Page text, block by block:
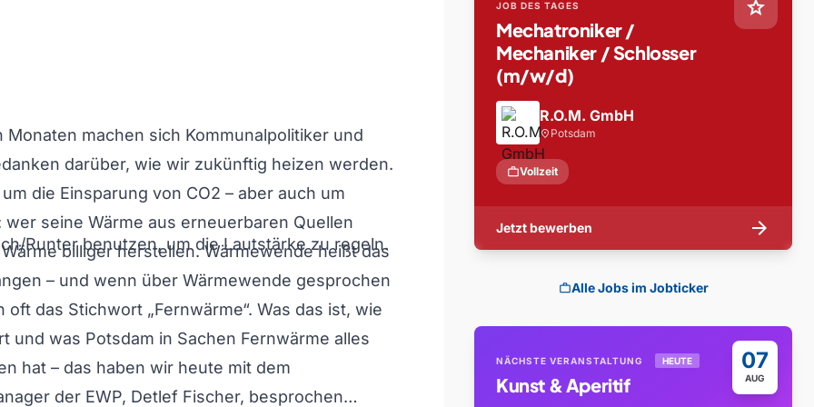
Runter benutzen, um die Lautstärke zu regeln.
Monaten machen sich Kommunalpolitiker und
darüber, wie wir zukünftig heizen werden.
die Einsparung von CO2 – aber auch um
wer seine Wärme aus erneuerbaren Quellen
billiger herstellen. Wärmewende heißt das
– und wenn über Wärmewende gesprochen
oft das Stichwort „Fernwärme“. Was das ist, wie
und was Potsdam in Sachen Fernwärme alles
hat – das haben wir heute mit dem
der EWP, Detlef Fischer, besprochen…
star
JOB DES TAGES
Mechatroniker /
Mechaniker / Schlosser
(m/w/d)
R.O.M. GmbH
location_on Potsdam
workVollzeit
Jetzt bewerben arrow_forward
workAlle Jobs im Jobticker
07
AUG
NÄCHSTE VERANSTALTUNG HEUTE
Kunst & Aperitif